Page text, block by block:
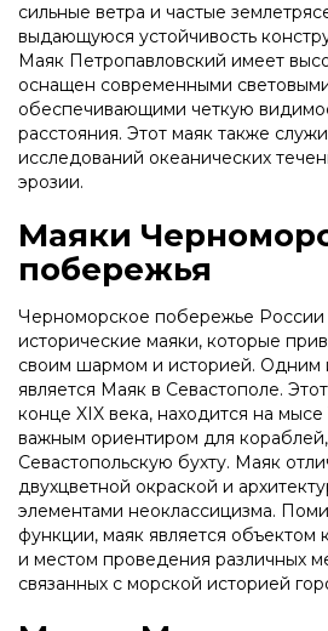
сильные ветра и частые
выдающуюся устойчивость
Маяк Петропавловский имеет
оснащен современными
обеспечивающими четкую
расстояния. Этот маяк также
исследований океанических
эрозии.
Маяки
побережья
Черноморское побережье России
исторические маяки, которые
своим шармом и историей. Одним
является Маяк в Севастополе.
конце XIX века, находится на мысе
важным ориентиром для
Севастопольскую бухту. Маяк
двухцветной окраской и
элементами неоклассицизма.
функции, маяк является объектом
и местом проведения различных
связанных с морской историей